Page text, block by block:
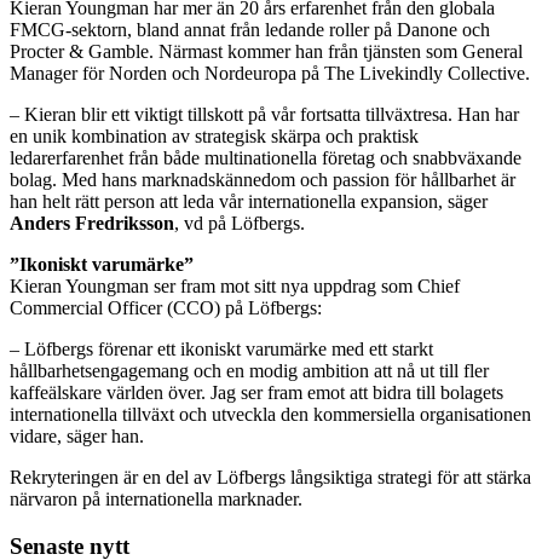
Kieran Youngman har mer än 20 års erfarenhet från den globala
FMCG-sektorn, bland annat från ledande roller på Danone och
Procter & Gamble. Närmast kommer han från tjänsten som General
Manager för Norden och Nordeuropa på The Livekindly Collective.
– Kieran blir ett viktigt tillskott på vår fortsatta tillväxtresa. Han har
en unik kombination av strategisk skärpa och praktisk
ledarerfarenhet från både multinationella företag och snabbväxande
bolag. Med hans marknadskännedom och passion för hållbarhet är
han helt rätt person att leda vår internationella expansion, säger
Anders Fredriksson, vd på Löfbergs.
”Ikoniskt varumärke”
Kieran Youngman ser fram mot sitt nya uppdrag som Chief
Commercial Officer (CCO) på Löfbergs:
– Löfbergs förenar ett ikoniskt varumärke med ett starkt
hållbarhetsengagemang och en modig ambition att nå ut till fler
kaffeälskare världen över. Jag ser fram emot att bidra till bolagets
internationella tillväxt och utveckla den kommersiella organisationen
vidare, säger han.
Rekryteringen är en del av Löfbergs långsiktiga strategi för att stärka
närvaron på internationella marknader.
Senaste nytt